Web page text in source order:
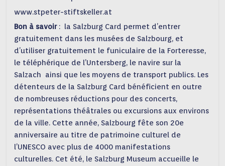
www.stpeter-stiftskeller.at
Bon à savoir: la Salzburg Card permet d’entrer
gratuitement dans les musées de Salzbourg, et
d’utiliser gratuitement le funiculaire de la Forteresse,
le téléphérique de l’Untersberg, le navire sur la
Salzach ainsi que les moyens de transport publics. Les
détenteurs de la Salzburg Card bénéficient en outre
de nombreuses réductions pour des concerts,
représentations théâtrales ou excursions aux environs
de la ville. Cette année, Salzbourg fête son 20e
anniversaire au titre de patrimoine culturel de
l’UNESCO avec plus de 4000 manifestations
culturelles. Cet été, le Salzburg Museum accueille le